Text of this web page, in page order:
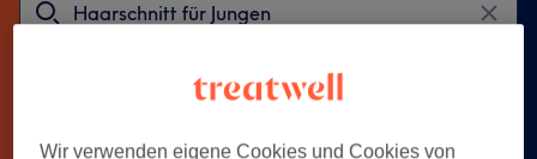
Wir verwenden eigene Cookies und Cookies von